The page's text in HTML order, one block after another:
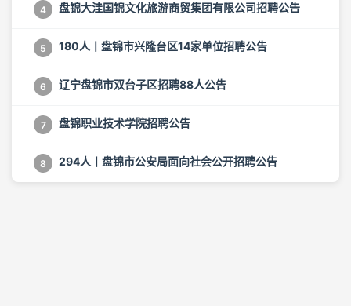
4 盘锦大洼国锦文化旅游商贸集团有限公司招聘公告
5 180人丨盘锦市兴隆台区14家单位招聘公告
6 辽宁盘锦市双台子区招聘88人公告
7 盘锦职业技术学院招聘公告
8 294人丨盘锦市公安局面向社会公开招聘公告